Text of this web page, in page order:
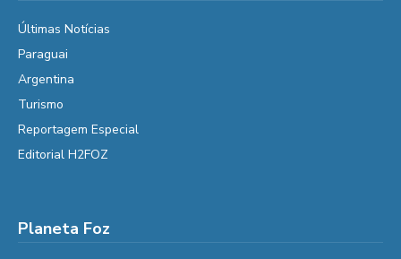
Últimas Notícias
Paraguai
Argentina
Turismo
Reportagem Especial
Editorial H2FOZ
Planeta Foz